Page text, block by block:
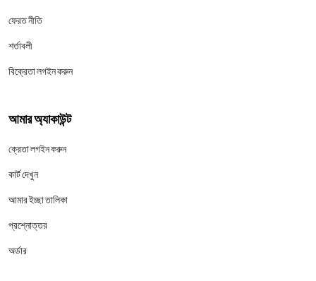
ফেরত নীতি
শর্তাবলী
বিক্রেতা লগইন করুন
আমার অ্যাকাউন্ট
ক্রেতা লগইন করুন
কার্ট দেখুন
আমার ইচ্ছা তালিকা
প্রশ্নোত্তর
অর্ডার